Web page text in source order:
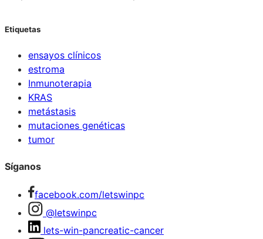
Etiquetas
ensayos clínicos
estroma
Inmunoterapia
KRAS
metástasis
mutaciones genéticas
tumor
Síganos
facebook.com/letswinpc
@letswinpc
lets-win-pancreatic-cancer